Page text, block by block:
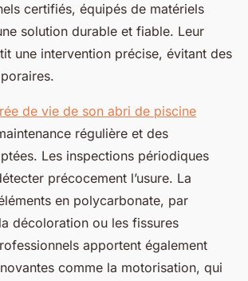
certifiés, équipés de matériels
solution durable et fiable. Leur
une intervention précise, évitant des
de vie de son abri de piscine
régulière et des
Les inspections périodiques
précocement l’usure. La
en polycarbonate, par
décoloration ou les fissures
apportent également
comme la motorisation, qui